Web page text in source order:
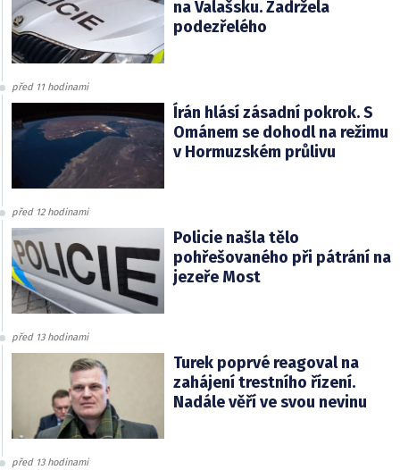
na Valašsku. Zadržela
podezřelého
před 11 hodinami
Írán hlásí zásadní pokrok. S
Ománem se dohodl na režimu
v Hormuzském průlivu
před 12 hodinami
Policie našla tělo
pohřešovaného při pátrání na
jezeře Most
před 13 hodinami
Turek poprvé reagoval na
zahájení trestního řízení.
Nadále věří ve svou nevinu
před 13 hodinami